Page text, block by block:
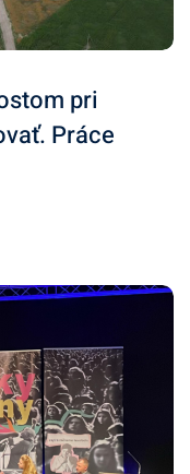
pri
Práce